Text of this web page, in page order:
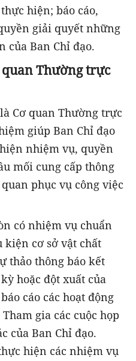
hiện; báo cáo,
giải quyết những
của Ban Chỉ đạo.
Thường trực
Cơ quan Thường trực
giúp Ban Chỉ đạo
nhiệm vụ, quyền
mối cung cấp thông
phục vụ công việc
có nhiệm vụ chuẩn
kiện cơ sở vật chất
thảo thông báo kết
hoặc đột xuất của
cáo các hoạt động
gia các cuộc họp
của Ban Chỉ đạo.
hiện các nhiệm vụ